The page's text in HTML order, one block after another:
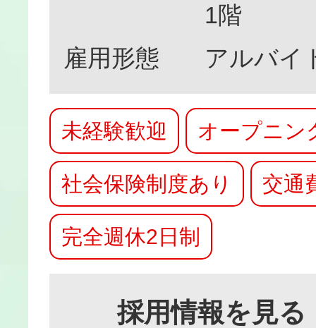
1階
雇用形態
アルバイ
未経験歓迎 オープニン
社会保険制度あり 交通
完全週休2日制
採用情報を見る